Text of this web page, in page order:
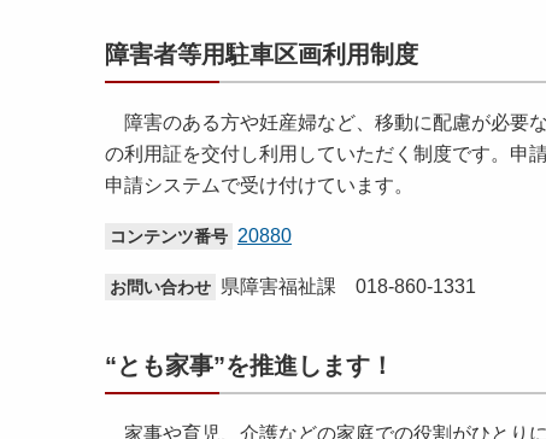
障害者等用駐車区画利用制度
障害のある方や妊産婦など、移動に配慮が必要
の利用証を交付し利用していただく制度です。申
申請システムで受け付けています。
コンテンツ番号 20880
お問い合わせ 県障害福祉課 018-860-1331
“とも家事”を推進します！
家事や育児、介護などの家庭での役割がひとり